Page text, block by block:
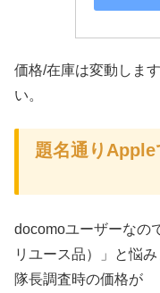
価格/在庫は変動しま
い。
題名通りApple
docomoユーザーなの
リユース品）」と悩み
隊長調査時の価格が